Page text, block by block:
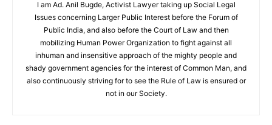
I am Ad. Anil Bugde, Activist Lawyer taking up Social Legal
Issues concerning Larger Public Interest before the Forum of
Public India, and also before the Court of Law and then
mobilizing Human Power Organization to fight against all
inhuman and insensitive approach of the mighty people and
shady government agencies for the interest of Common Man, and
also continuously striving for to see the Rule of Law is ensured or
not in our Society.